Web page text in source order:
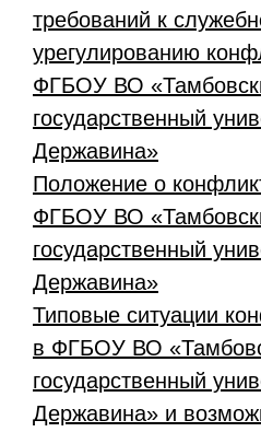
требований к
урегулированию
ФГБОУ ВО
государственный
Державина»
Положение о
ФГБОУ ВО
государственный
Державина»
Типовые ситуации
в ФГБОУ ВО
государственный
Державина» и